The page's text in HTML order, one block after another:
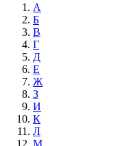
А
Б
В
Г
Д
Е
Ж
З
И
К
Л
М